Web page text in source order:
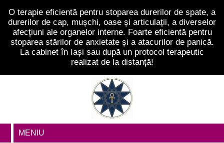
O terapie eficientă pentru stoparea durerilor de spate, a
durerilor de cap, mușchi, oase și articulații, a diverselor
afecțiuni ale organelor interne. Foarte eficientă pentru
stoparea stărilor de anxietate și a atacurilor de panică.
La cabinet în Iași sau după un protocol terapeutic
realizat de la distanță!
MENIU